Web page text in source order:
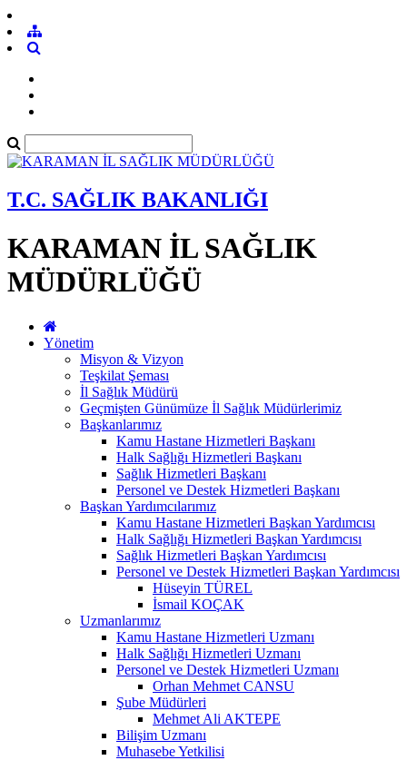
T.C. SAĞLIK BAKANLIĞI
KARAMAN İL SAĞLIK
MÜDÜRLÜĞÜ
Yönetim
Misyon & Vizyon
Teşkilat Şeması
İl Sağlık Müdürü
Geçmişten Günümüze İl Sağlık Müdürlerimiz
Başkanlarımız
Kamu Hastane Hizmetleri Başkanı
Halk Sağlığı Hizmetleri Başkanı
Sağlık Hizmetleri Başkanı
Personel ve Destek Hizmetleri Başkanı
Başkan Yardımcılarımız
Kamu Hastane Hizmetleri Başkan Yardımcısı
Halk Sağlığı Hizmetleri Başkan Yardımcısı
Sağlık Hizmetleri Başkan Yardımcısı
Personel ve Destek Hizmetleri Başkan Yardımcısı
Hüseyin TÜREL
İsmail KOÇAK
Uzmanlarımız
Kamu Hastane Hizmetleri Uzmanı
Halk Sağlığı Hizmetleri Uzmanı
Personel ve Destek Hizmetleri Uzmanı
Orhan Mehmet CANSU
Şube Müdürleri
Mehmet Ali AKTEPE
Bilişim Uzmanı
Muhasebe Yetkilisi